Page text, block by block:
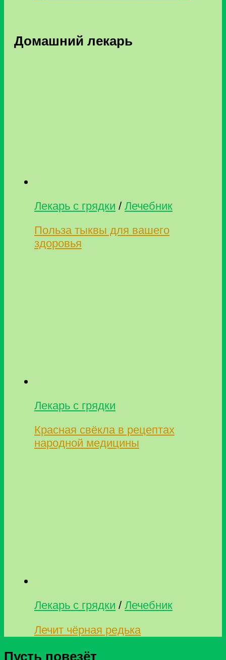
Домашний лекарь
Лекарь с грядки / Лечебник
Польза тыквы для вашего
здоровья
Лекарь с грядки
Красная свёкла в рецептах
народной медицины
Лекарь с грядки / Лечебник
Лечит чёрная редька
Пусть повезёт